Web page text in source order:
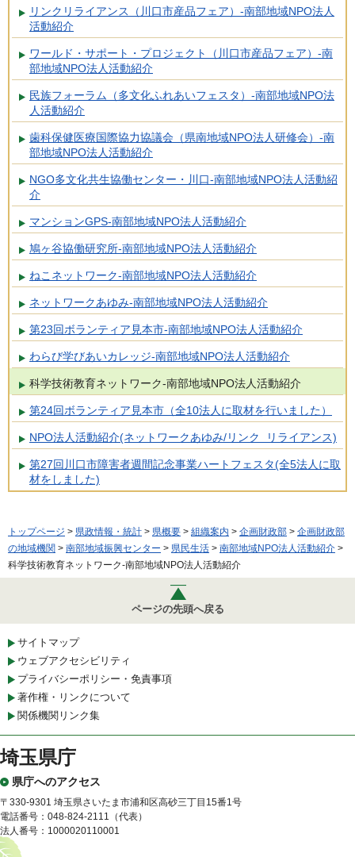
リンクリライアンス（川口市産品フェア）-南部地域NPO法人
活動紹介
ワールド・サポート・プロジェクト（川口市産品フェア）-南
部地域NPO法人活動紹介
民族フォーラム（多文化ふれあいフェスタ）-南部地域NPO法
人活動紹介
歯科保健医療国際協力協議会（県南地域NPO法人研修会）-南
部地域NPO法人活動紹介
NGO多文化共生協働センター・川口-南部地域NPO法人活動紹
介
マンションGPS-南部地域NPO法人活動紹介
鳩ヶ谷協働研究所-南部地域NPO法人活動紹介
ねこネットワーク-南部地域NPO法人活動紹介
ネットワークあゆみ-南部地域NPO法人活動紹介
第23回ボランティア見本市-南部地域NPO法人活動紹介
わらび学びあいカレッジ-南部地域NPO法人活動紹介
科学技術教育ネットワーク-南部地域NPO法人活動紹介
第24回ボランティア見本市（全10法人に取材を行いました）
NPO法人活動紹介(ネットワークあゆみ/リンク リライアンス)
第27回川口市障害者週間記念事業ハートフェスタ(全5法人に取
材をしました)
トップページ > 県政情報・統計 > 県概要 > 組織案内 > 企画財政部 > 企画財政部
の地域機関 > 南部地域振興センター > 県民生活 > 南部地域NPO法人活動紹介 >
科学技術教育ネットワーク-南部地域NPO法人活動紹介
ページの先頭へ戻る
サイトマップ
ウェブアクセシビリティ
プライバシーポリシー・免責事項
著作権・リンクについて
関係機関リンク集
埼玉県庁
県庁へのアクセス
〒330-9301 埼玉県さいたま市浦和区高砂三丁目15番1号
電話番号：048-824-2111（代表）
法人番号：1000020110001